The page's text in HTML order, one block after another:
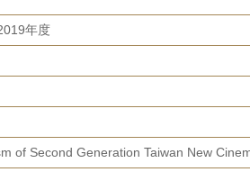
年度
of Second Generation Taiwan New